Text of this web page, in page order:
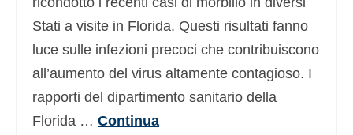
Stati a visite in Florida. Questi risultati fanno
luce sulle infezioni precoci che contribuiscono
all’aumento del virus altamente contagioso. I
rapporti del dipartimento sanitario della
Florida … Continua